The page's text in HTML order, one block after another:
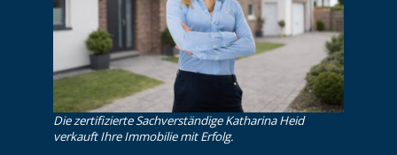
Die zertifizierte Sachverständige Katharina Heid
verkauft Ihre Immobilie mit Erfolg.